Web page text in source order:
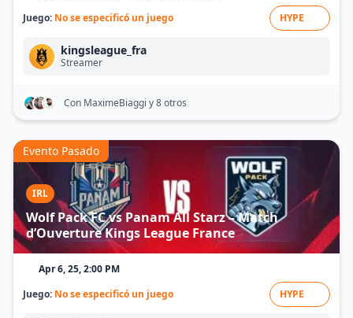
Juego: No se especificó un juego HYPE
kingsleague_fra
Streamer
Con MaximeBiaggi y 8 otros
IRL
Wolf Pack FC vs Panam All Starz – Match
d’Ouverture Kings League France
Evento Pasado
Apr 6, 25, 2:00 PM
Juego: No se especificó un juego HYPE